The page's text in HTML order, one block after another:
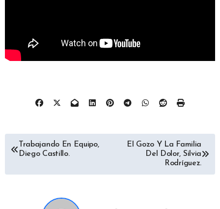
Navegación
Trabajando En Equipo,
Diego Castillo.
El Gozo Y La Familia
Del Dolor, Silvia
Rodríguez.